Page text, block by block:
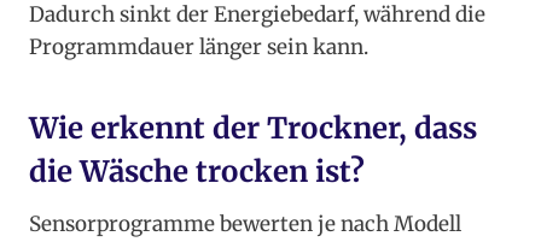
Dadurch sinkt der Energiebedarf, während die
Programmdauer länger sein kann.
Wie erkennt der Trockner, dass
die Wäsche trocken ist?
Sensorprogramme bewerten je nach Modell